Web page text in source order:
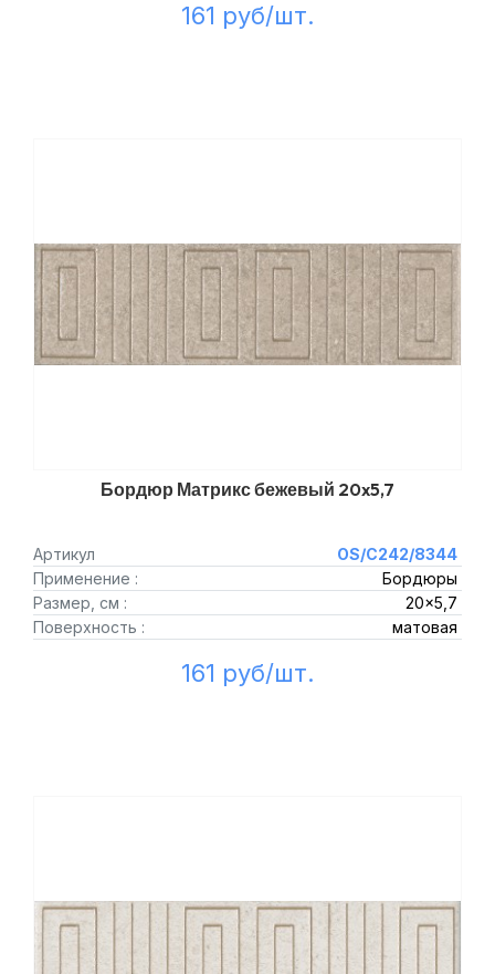
161 руб/шт.
Бордюр Матрикс бежевый 20x5,7
Артикул
OS/C242/8344
Применение :
Бордюры
Размер, см :
20x5,7
Поверхность :
матовая
161 руб/шт.